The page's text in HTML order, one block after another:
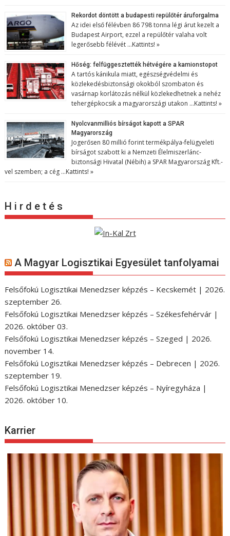
Rekordot döntött a budapesti repülőtér áruforgalma
Az idei első félévben 86 798 tonna légi árut kezelt a
Budapest Airport, ezzel a repülőtér valaha volt
legerősebb félévét …Kattints! »
Hőség: felfüggesztették hétvégére a kamionstopot
A tartós kánikula miatt, egészségvédelmi és
közlekedésbiztonsági okokból szombaton és
vasárnap korlátozás nélkül közlekedhetnek a nehéz
tehergépkocsik a magyarországi utakon …Kattints! »
Nyolcvanmilliós bírságot kapott a SPAR
Magyarország
Jogerősen 80 millió forint termékpálya-felügyeleti
bírságot szabott ki a Nemzeti Élelmiszerlánc-
biztonsági Hivatal (Nébih) a SPAR Magyarország Kft.-
vel szemben; a cég …Kattints! »
H i r d e t é s
A Magyar Logisztikai Egyesület tanfolyamai
Felsőfokú Logisztikai Menedzser képzés – Kecskemét | 2026.
szeptember 26.
Felsőfokú Logisztikai Menedzser képzés – Székesfehérvár |
2026. október 03.
Felsőfokú Logisztikai Menedzser képzés – Szeged | 2026.
november 14.
Felsőfokú Logisztikai Menedzser képzés – Debrecen | 2026.
szeptember 19.
Felsőfokú Logisztikai Menedzser képzés – Nyíregyháza |
2026. október 10.
Karrier